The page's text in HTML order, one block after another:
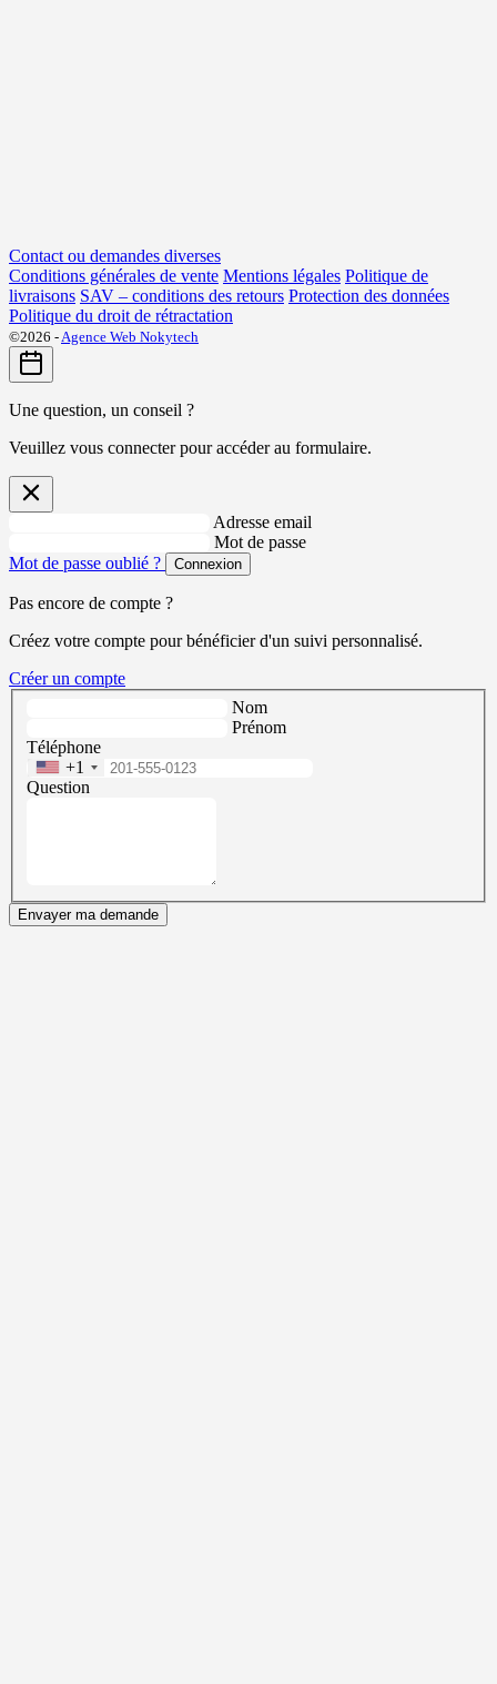
Contact ou demandes diverses
Conditions générales de vente Mentions légales Politique de
livraisons SAV – conditions des retours Protection des données
Politique du droit de rétractation
©2026 -Agence Web Nokytech
Une question, un conseil ?
Veuillez vous connecter pour accéder au formulaire.
Adresse email
Mot de passe
Mot de passe oublié ?
Connexion
Pas encore de compte ?
Créez votre compte pour bénéficier d'un suivi personnalisé.
Créer un compte
Nom
Prénom
Téléphone
+1
Question
Envayer ma demande